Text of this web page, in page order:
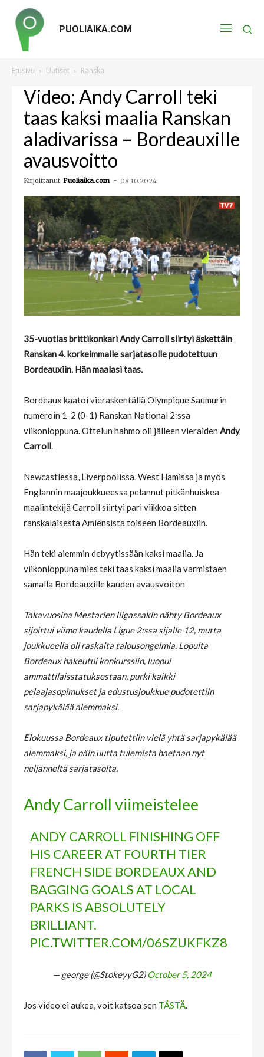
PUOLIAIKA.COM
Etusivu Uutiset Ranska
Video: Andy Carroll teki
taas kaksi maalia Ranskan
aladivarissa – Bordeauxille
avausvoitto
Kirjoittanut Puoliaika.com - 08.10.2024
35-vuotias brittikonkari Andy Carroll siirtyi äskettäin
Ranskan 4. korkeimmalle sarjatasolle pudotettuun
Bordeauxiin. Hän maalasi taas.
Bordeaux kaatoi vieraskentällä Olympique Saumurin
numeroin 1-2 (0-1) Ranskan National 2:ssa
viikonloppuna. Ottelun hahmo oli jälleen vieraiden Andy
Carroll.
Newcastlessa, Liverpoolissa, West Hamissa ja myös
Englannin maajoukkueessa pelannut pitkänhuiskea
maalintekijä Carroll siirtyi pari viikkoa sitten
ranskalaisesta Amiensista toiseen Bordeauxiin.
Hän teki aiemmin debyytissään kaksi maalia. Ja
viikonloppuna mies teki taas kaksi maalia varmistaen
samalla Bordeauxille kauden avausvoiton
Takavuosina Mestarien liigassakin nähty Bordeaux
sijoittui viime kaudella Ligue 2:ssa sijalle 12, mutta
joukkueella oli raskaita talousongelmia. Lopulta
Bordeaux hakeutui konkurssiin, luopui
ammattilaisstatuksestaan, purki kaikki
pelaajasopimukset ja edustusjoukkue pudotettiin
sarjapykälää alemmaksi.
Elokuussa Bordeaux tiputettiin vielä yhtä sarjapykälää
alemmaksi, ja näin uutta tulemista haetaan nyt
neljänneltä sarjatasolta.
Andy Carroll viimeistelee
ANDY CARROLL FINISHING OFF
HIS CAREER AT FOURTH TIER
FRENCH SIDE BORDEAUX AND
BAGGING GOALS AT LOCAL
PARKS IS ABSOLUTELY
BRILLIANT.
PIC.TWITTER.COM/06SZUKFKZ8
— george (@StokeyyG2)October 5, 2024
Jos video ei aukea, voit katsoa sen TÄSTÄ.